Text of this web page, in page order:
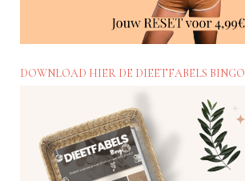
DOWNLOAD HIER DE DIEETFABELS BINGO